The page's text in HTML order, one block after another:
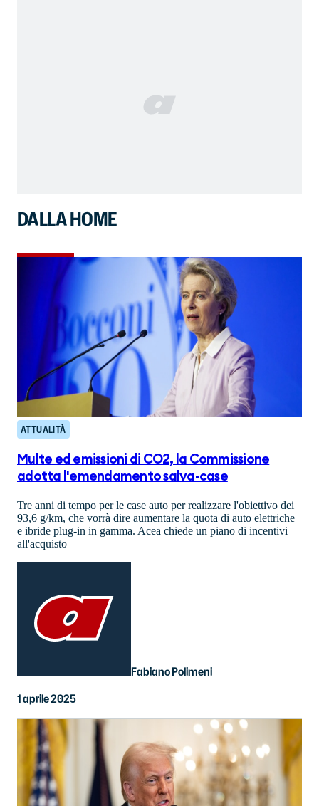
DALLA HOME
ATTUALITÀ
Multe ed emissioni di CO2, la Commissione
adotta l'emendamento salva-case
Tre anni di tempo per le case auto per realizzare l'obiettivo dei
93,6 g/km, che vorrà dire aumentare la quota di auto elettriche
e ibride plug-in in gamma. Acea chiede un piano di incentivi
all'acquisto
Fabiano Polimeni
1 aprile 2025